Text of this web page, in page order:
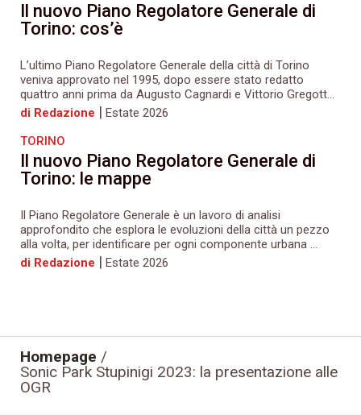
Il nuovo Piano Regolatore Generale di
Torino: cos’è
L’ultimo Piano Regolatore Generale della città di Torino
veniva approvato nel 1995, dopo essere stato redatto
quattro anni prima da Augusto Cagnardi e Vittorio Gregott...
di Redazione | Estate 2026
TORINO
Il nuovo Piano Regolatore Generale di
Torino: le mappe
Il Piano Regolatore Generale è un lavoro di analisi
approfondito che esplora le evoluzioni della città un pezzo
alla volta, per identificare per ogni componente urbana ...
di Redazione | Estate 2026
Homepage /
Sonic Park Stupinigi 2023: la presentazione alle
OGR